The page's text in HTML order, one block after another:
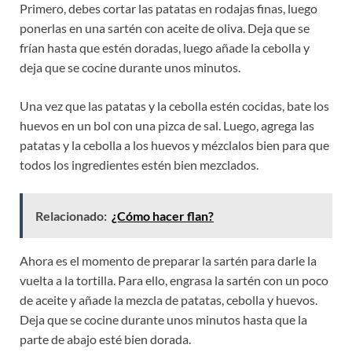
Primero, debes cortar las patatas en rodajas finas, luego
ponerlas en una sartén con aceite de oliva. Deja que se
frían hasta que estén doradas, luego añade la cebolla y
deja que se cocine durante unos minutos.
Una vez que las patatas y la cebolla estén cocidas, bate los
huevos en un bol con una pizca de sal. Luego, agrega las
patatas y la cebolla a los huevos y mézclalos bien para que
todos los ingredientes estén bien mezclados.
Relacionado: ¿Cómo hacer flan?
Ahora es el momento de preparar la sartén para darle la
vuelta a la tortilla. Para ello, engrasa la sartén con un poco
de aceite y añade la mezcla de patatas, cebolla y huevos.
Deja que se cocine durante unos minutos hasta que la
parte de abajo esté bien dorada.